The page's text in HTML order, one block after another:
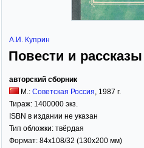
А.И. Куприн
Повести и рассказы
авторский сборник
М.: Советская Россия, 1987 г.
Тираж: 1400000 экз.
ISBN в издании не указан
Тип обложки: твёрдая
Формат: 84x108/32 (130x200 мм)